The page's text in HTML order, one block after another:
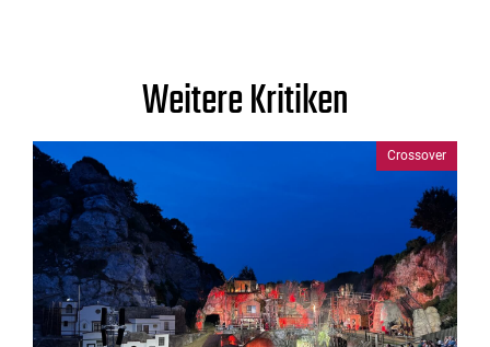
Weitere Kritiken
Crossover